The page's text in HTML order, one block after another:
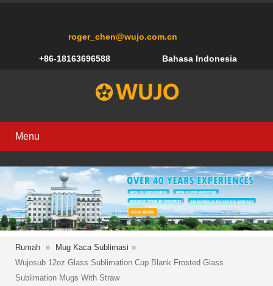
roger_chen@wujo.com.cn
+86-18163696588 Bahasa Indonesia
Menu
Rumah » Mug Kaca Sublimasi »
Wujosub 12oz Glass Sublimation Cup Blank Frosted Glass
Sublimation Mugs With Straw